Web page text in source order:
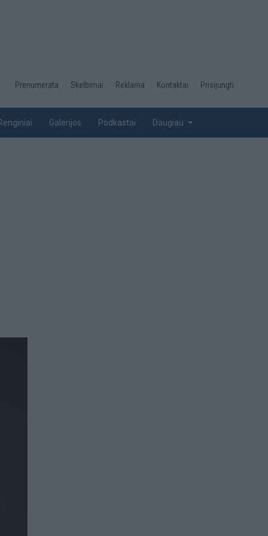
Desktop
top
Prenumerata Skelbimai Reklama Kontaktai Prisijungti
Galerijos Podkastai Daugiau